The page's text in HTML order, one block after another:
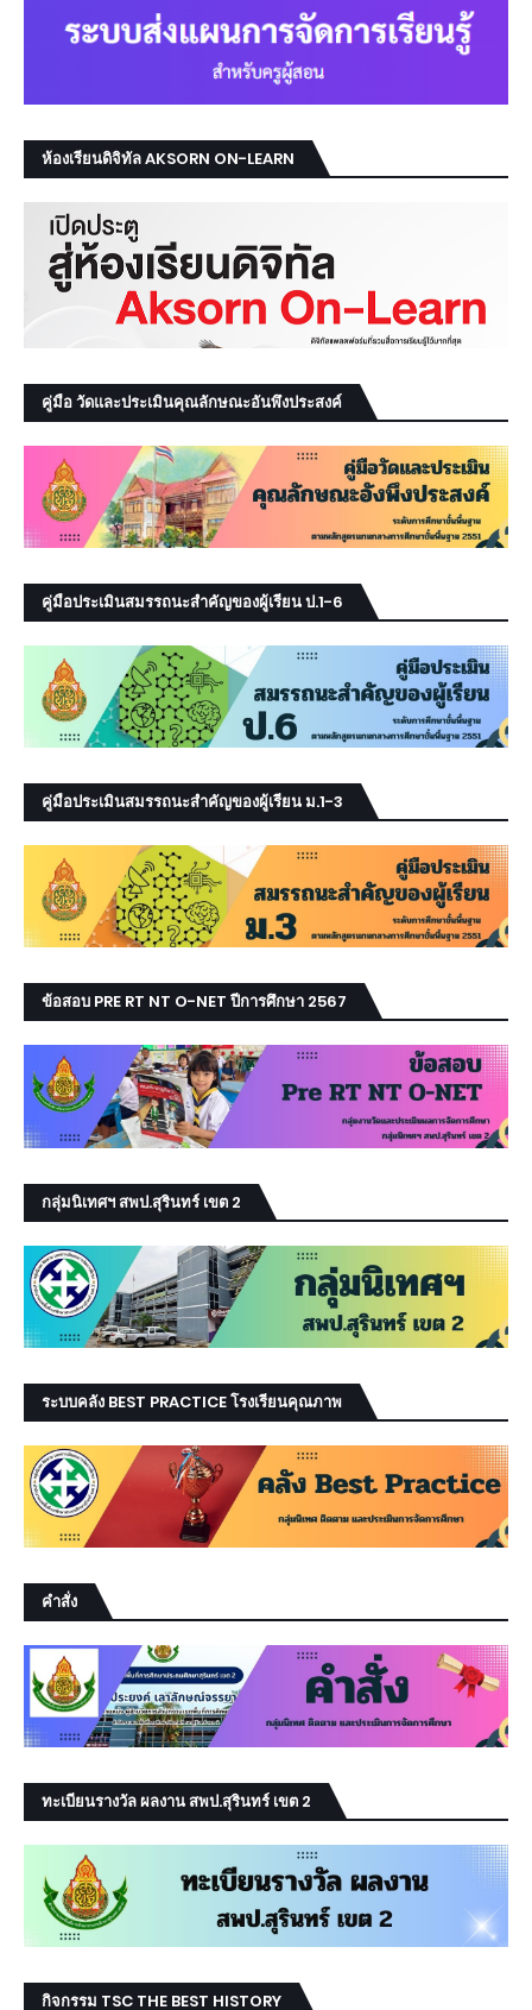
ห้องเรียนดิจิทัล AKSORN ON-LEARN
คู่มือ วัดและประเมินคุณลักษณะอันพึงประสงค์
คู่มือประเมินสมรรถนะสำคัญของผู้เรียน ป.1-6
คู่มือประเมินสมรรถนะสำคัญของผู้เรียน ม.1-3
ข้อสอบ PRE RT NT O-NET ปีการศึกษา 2567
กลุ่มนิเทศฯ สพป.สุรินทร์ เขต 2
ระบบคลัง BEST PRACTICE โรงเรียนคุณภาพ
คำสั่ง
ทะเบียนรางวัล ผลงาน สพป.สุรินทร์ เขต 2
กิจกรรม TSC THE BEST HISTORY